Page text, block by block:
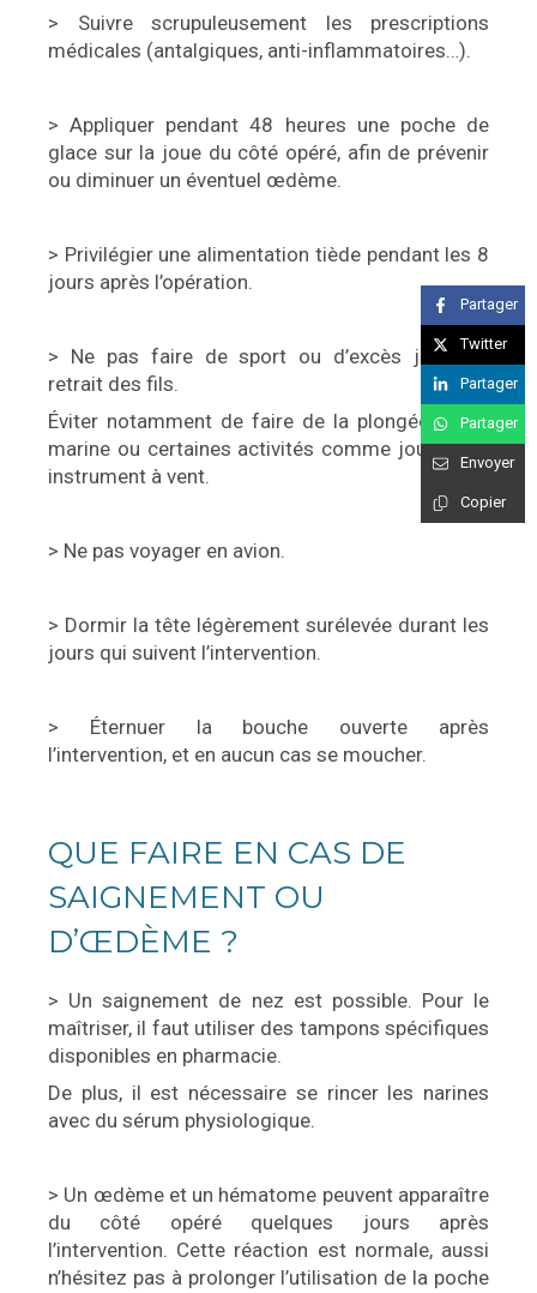
> Suivre scrupuleusement les prescriptions
médicales (antalgiques, anti-inflammatoires…).
> Appliquer pendant 48 heures une poche de
glace sur la joue du côté opéré, afin de prévenir
ou diminuer un éventuel œdème.
> Privilégier une alimentation tiède pendant les 8
jours après l’opération.
> Ne pas faire de sport ou d’excès jusqu’au
retrait des fils.
Éviter notamment de faire de la plongée sous-
marine ou certaines activités comme jouer d’un
instrument à vent.
> Ne pas voyager en avion.
> Dormir la tête légèrement surélevée durant les
jours qui suivent l’intervention.
> Éternuer la bouche ouverte après
l’intervention, et en aucun cas se moucher.
QUE FAIRE EN CAS DE
SAIGNEMENT OU
D’ŒDÈME ?
> Un saignement de nez est possible. Pour le
maîtriser, il faut utiliser des tampons spécifiques
disponibles en pharmacie.
De plus, il est nécessaire se rincer les narines
avec du sérum physiologique.
> Un œdème et un hématome peuvent apparaître
du côté opéré quelques jours après
l’intervention. Cette réaction est normale, aussi
n’hésitez pas à prolonger l’utilisation de la poche
Partager
Twitter
Partager
Partager
Envoyer
Copier